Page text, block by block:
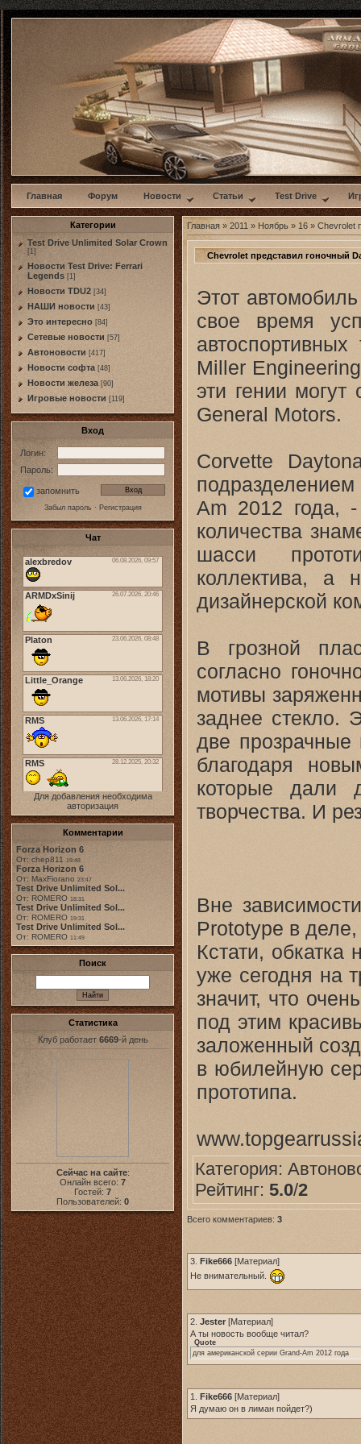
w
Главная Форум Новости Статьи Test Drive
Категории
Test Drive Unlimited Solar Crown
[1]
Новости Test Drive: Ferrari
Legends [1]
Новости TDU2 [34]
НАШИ новости [43]
Это интересно [84]
Сетевые новости [57]
Автоновости [417]
Новости софта [48]
Новоcти железа [90]
Игровые новости [119]
Вход
Логин:
Пароль:
запомнить
Забыл пароль· Регистрация
Чат
Для добавления необходима
авторизация
Комментарии
Forza Horizon 6
От: chep811 19:48
Forza Horizon 6
От: MaxFiorano 23:47
Test Drive Unlimited Sol...
От: ROMERO 18:31
Test Drive Unlimited Sol...
От: ROMERO 19:31
Test Drive Unlimited Sol...
От: ROMERO 11:49
Поиск
Статистика
Клуб работает 6669-й день
Сейчас на сайте:
Онлайн всего: 7
Гостей: 7
Пользователей: 0
Главная » 2011 » Ноябрь » 16 » Chevrolet
Chevrolet представил гоночный
Этот
свое время
Miller
эти гении
General Motors.
Corvette
Am 2012 года, -
количества
шасси
коллектива, а
дизайнерской
В грозной
согласно
мотивы
заднее стекло.
две прозрачные
благодаря
которые дали
творчества. И
Вне
Prototype в
Кстати, обкатка
уже сегодня на
значит, что
под этим
заложенный
в юбилейную
прототипа.
Категория:
Рейтинг: 5.0/2
Всего комментариев: 3
3. Fike666 [Материал]
Не внимательный.
2. Jester [Материал]
А ты новость вообще читал?
Quote
для американской серии Grand-Am 2012 года
1. Fike666 [Материал]
Я думаю он в лиман пойдет?)